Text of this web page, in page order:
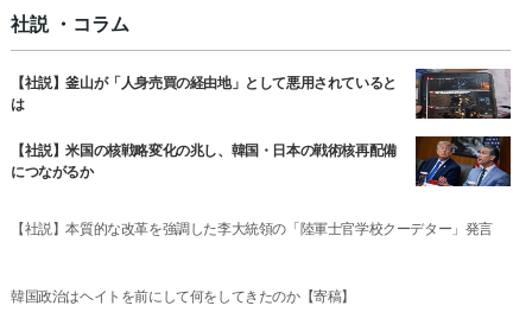
社説 ・コラム
【社説】釜山が「人身売買の経由地」として悪用されていると
は
【社説】米国の核戦略変化の兆し、韓国・日本の戦術核再配備
につながるか
【社説】本質的な改革を強調した李大統領の「陸軍士官学校クーデター」発言
韓国政治はヘイトを前にして何をしてきたのか【寄稿】